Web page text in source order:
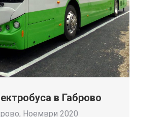
в Габрово
Ноември 2020